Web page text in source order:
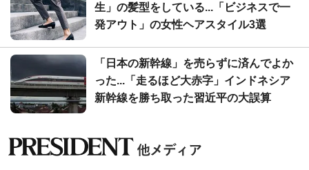
生」の髪型をしている...「ビジネスで一
発アウト」の女性ヘアスタイル3選
「日本の新幹線」を売らずに済んでよか
った...「走るほど大赤字」インドネシア
新幹線を勝ち取った習近平の大誤算